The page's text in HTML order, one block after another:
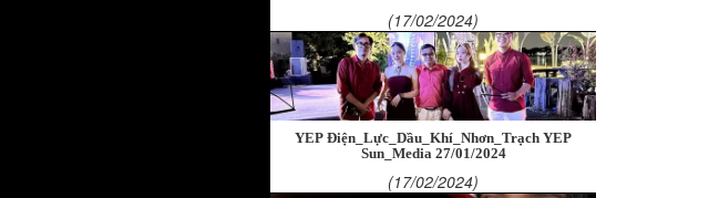
(17/02/2024)
YEP Điện_Lực_Dầu_Khí_Nhơn_Trạch YEP
Sun_Media 27/01/2024
(17/02/2024)